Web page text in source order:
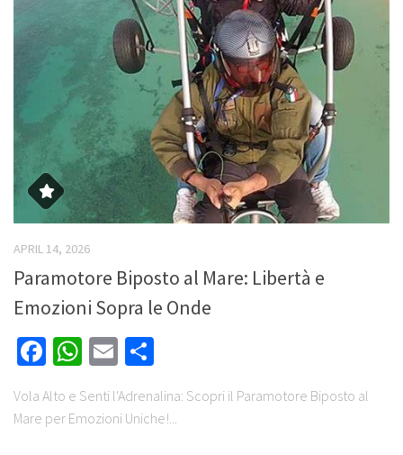
APRIL 14, 2026
Paramotore Biposto al Mare: Libertà e
Emozioni Sopra le Onde
Facebook
WhatsApp
Email
Vola Alto e Senti l'Adrenalina: Scopri il Paramotore Biposto al
Mare per Emozioni Uniche!...